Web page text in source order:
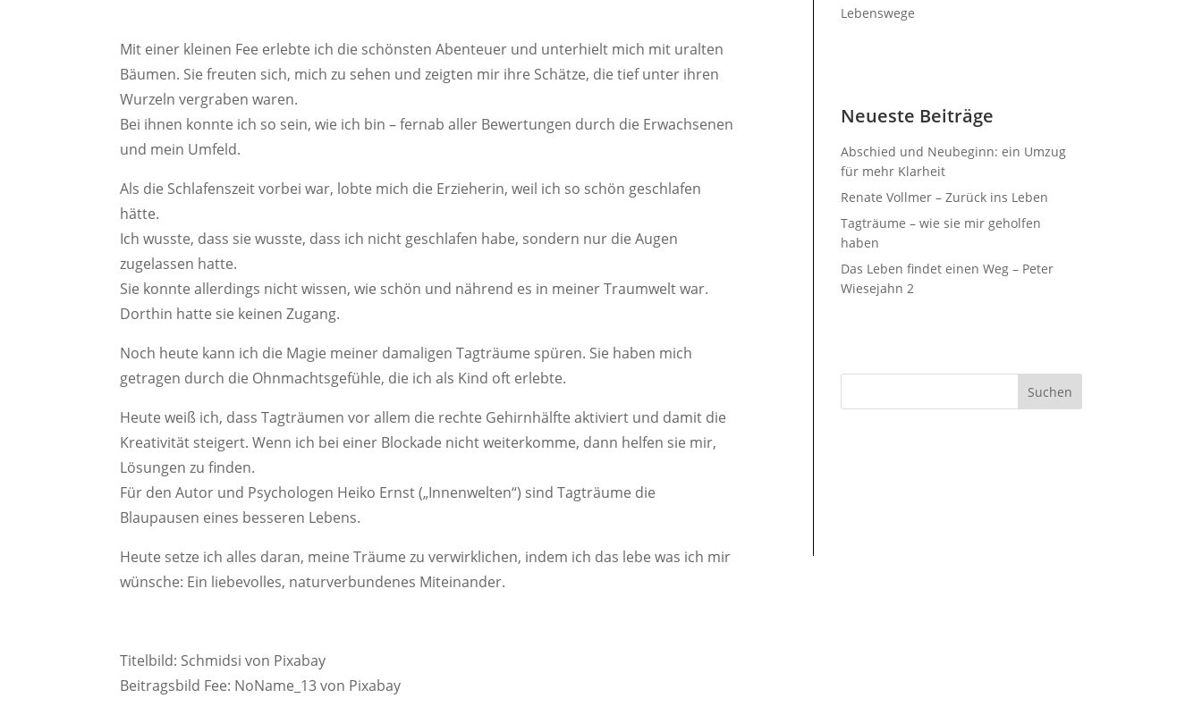
Mit einer kleinen Fee erlebte ich die schönsten Abenteuer und unterhielt mich mit uralten
Bäumen. Sie freuten sich, mich zu sehen und zeigten mir ihre Schätze, die tief unter ihren
Wurzeln vergraben waren.
Bei ihnen konnte ich so sein, wie ich bin – fernab aller Bewertungen durch die Erwachsenen
und mein Umfeld.
Als die Schlafenszeit vorbei war, lobte mich die Erzieherin, weil ich so schön geschlafen
hätte.
Ich wusste, dass sie wusste, dass ich nicht geschlafen habe, sondern nur die Augen
zugelassen hatte.
Sie konnte allerdings nicht wissen, wie schön und nährend es in meiner Traumwelt war.
Dorthin hatte sie keinen Zugang.
Noch heute kann ich die Magie meiner damaligen Tagträume spüren. Sie haben mich
getragen durch die Ohnmachtsgefühle, die ich als Kind oft erlebte.
Heute weiß ich, dass Tagträumen vor allem die rechte Gehirnhälfte aktiviert und damit die
Kreativität steigert. Wenn ich bei einer Blockade nicht weiterkomme, dann helfen sie mir,
Lösungen zu finden.
Für den Autor und Psychologen Heiko Ernst („Innenwelten“) sind Tagträume die
Blaupausen eines besseren Lebens.
Heute setze ich alles daran, meine Träume zu verwirklichen, indem ich das lebe was ich mir
wünsche: Ein liebevolles, naturverbundenes Miteinander.
Titelbild: Schmidsi von Pixabay
Beitragsbild Fee: NoName_13 von Pixabay
Lebenswege
Neueste Beiträge
Abschied und Neubeginn: ein Umzug
für mehr Klarheit
Renate Vollmer – Zurück ins Leben
Tagträume – wie sie mir geholfen
haben
Das Leben findet einen Weg – Peter
Wiesejahn 2